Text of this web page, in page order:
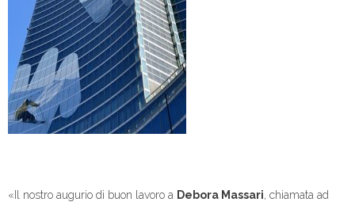
«Il nostro augurio di buon lavoro a Debora Massari , chiamata ad